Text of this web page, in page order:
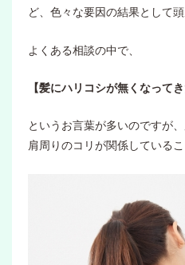
ど、色々な要因の結果として
よくある相談の中で、
【髪にハリコシが無くなってき
というお言葉が多いのですが
肩周りのコリが関係しているこ